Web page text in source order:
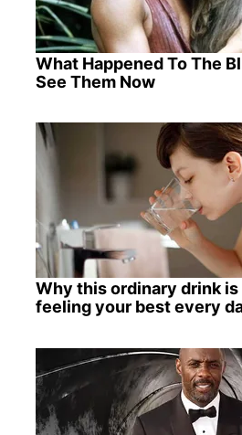
What Happened To The
See Them Now
Why this ordinary drink
feeling your best every